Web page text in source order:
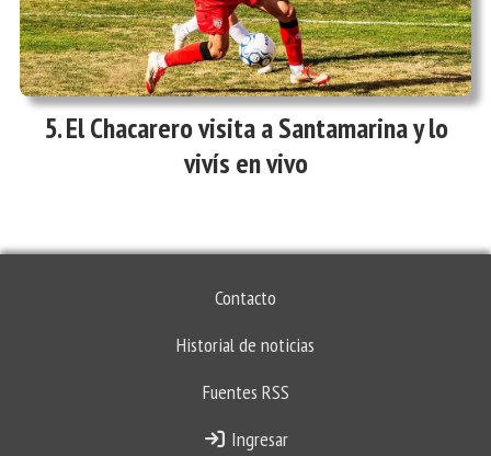
El Chacarero visita a Santamarina y lo
vivís en vivo
Contacto
Historial de noticias
Fuentes RSS
Ingresar